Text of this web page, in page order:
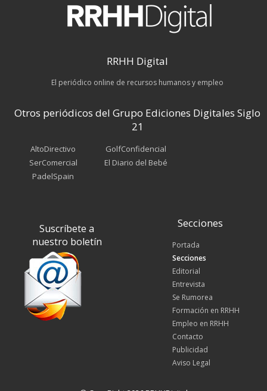
RRHH Digital
El periódico online de recursos humanos y empleo
Otros periódicos del Grupo Ediciones Digitales Siglo
21
AltoDirectivo
SerComercial
PadelSpain
GolfConfidencial
El Diario del Bebé
Suscríbete a
nuestro boletín
Secciones
Portada
Secciones
Editorial
Entrevista
Se Rumorea
Formación en RRHH
Empleo en RRHH
Contacto
Publicidad
Aviso Legal